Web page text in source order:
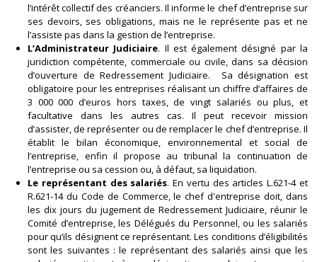
l’intérêt collectif des créanciers. Il informe le chef d’entreprise sur
ses devoirs, ses obligations, mais ne le représente pas et ne
l’assiste pas dans la gestion de l’entreprise.
L’Administrateur Judiciaire. Il est également désigné par la
juridiction compétente, commerciale ou civile, dans sa décision
d’ouverture de Redressement Judiciaire. Sa désignation est
obligatoire pour les entreprises réalisant un chiffre d’affaires de
3 000 000 d’euros hors taxes, de vingt salariés ou plus, et
facultative dans les autres cas. Il peut recevoir mission
d’assister, de représenter ou de remplacer le chef d’entreprise. Il
établit le bilan économique, environnemental et social de
l’entreprise, enfin il propose au tribunal la continuation de
l’entreprise ou sa cession ou, à défaut, sa liquidation.
Le représentant des salariés. En vertu des articles L.621-4 et
R.621-14 du Code de Commerce, le chef d'entreprise doit, dans
les dix jours du jugement de Redressement Judiciaire, réunir le
Comité d’entreprise, les Délégués du Personnel, ou les salariés
pour qu’ils désignent ce représentant. Les conditions d’éligibilités
sont les suivantes : le représentant des salariés ainsi que les